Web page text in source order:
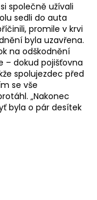
společně užívali
sedli do auta
promile v krvi
byla uzavřena.
na odškodnění
– dokud pojišťovna
spolujezdec před
se vše
„Nakonec
byla o pár desítek